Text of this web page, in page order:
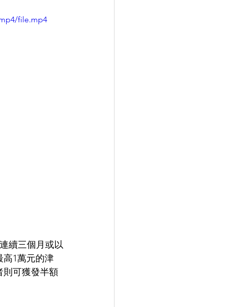
file.mp4
續三個月或以
高1萬元的津
則可獲發半額